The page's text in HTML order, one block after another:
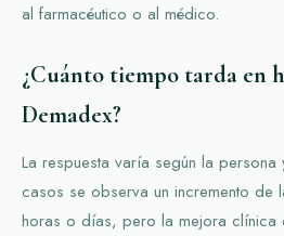
al farmacéutico o al médico.
¿Cuánto tiempo tarda en
Demadex?
La respuesta varía según la
casos se observa un incremento de
horas o días, pero la mejora clínica